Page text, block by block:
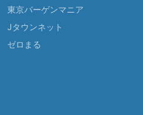
東京バーゲンマニア
Jタウンネット
ゼロまる